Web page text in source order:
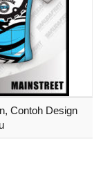
Contoh Design